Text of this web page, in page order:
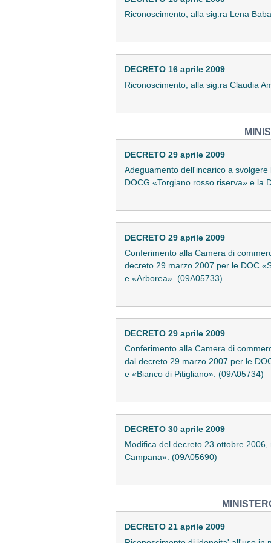
Riconoscimento, alla sig.ra Lena
DECRETO 16 aprile 2009
Riconoscimento, alla sig.ra Claudia
DECRETO 29 aprile 2009
Adeguamento dell'incarico a
DOCG «Torgiano rosso riserva» e la
DECRETO 29 aprile 2009
Conferimento alla Camera di
decreto 29 marzo 2007 per le DOC
e «Arborea». (09A05733)
DECRETO 29 aprile 2009
Conferimento alla Camera di
dal decreto 29 marzo 2007 per le
e «Bianco di Pitigliano». (09A05734)
DECRETO 30 aprile 2009
Modifica del decreto 23 ottobre
Campana». (09A05690)
DECRETO 21 aprile 2009